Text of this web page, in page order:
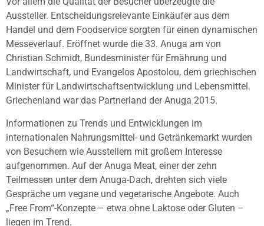
Aussteller. Entscheidungsrelevante Einkäufer aus dem
Handel und dem Foodservice sorgten für einen dynamischen
Messeverlauf. Eröffnet wurde die 33. Anuga am von
Christian Schmidt, Bundesminister für Ernährung und
Landwirtschaft, und Evangelos Apostolou, dem griechischen
Minister für Landwirtschaftsentwicklung und Lebensmittel.
Griechenland war das Partnerland der Anuga 2015.
Informationen zu Trends und Entwicklungen im
internationalen Nahrungsmittel- und Getränkemarkt wurden
von Besuchern wie Ausstellern mit großem Interesse
aufgenommen. Auf der Anuga Meat, einer der zehn
Teilmessen unter dem Anuga-Dach, drehten sich viele
Gespräche um vegane und vegetarische Angebote. Auch
„Free From“-Konzepte – etwa ohne Laktose oder Gluten –
liegen im Trend.